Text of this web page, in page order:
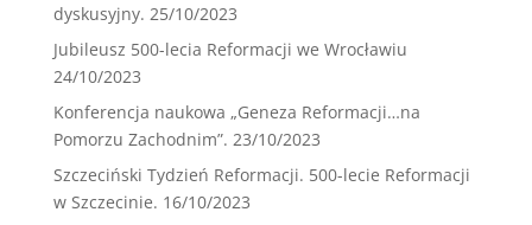
dyskusyjny. 25/10/2023
Jubileusz 500-lecia Reformacji we Wrocławiu
24/10/2023
Konferencja naukowa „Geneza Reformacji…na
Pomorzu Zachodnim”. 23/10/2023
Szczeciński Tydzień Reformacji. 500-lecie Reformacji
w Szczecinie. 16/10/2023